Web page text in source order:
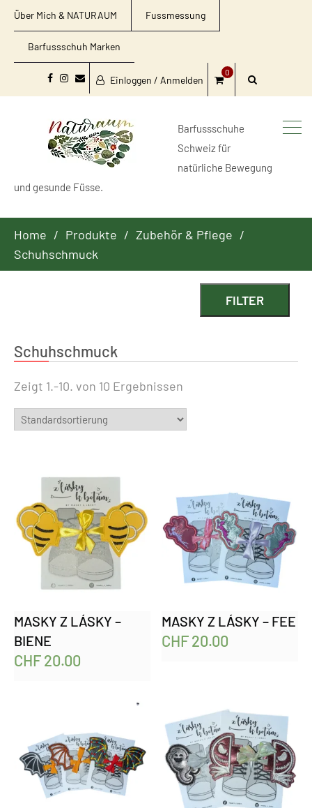
Über Mich & NATURAUM Fussmessung
Barfussschuh Marken
Facebook
Instagram
Email
Einloggen / Anmelden
0
Barfussschuhe
Schweiz für
natürliche Bewegung
und gesunde Füsse.
Home Produkte
Zubehör & Pflege
Schuhschmuck
Schuhschmuck
Zeigt 1.-10. von 10 Ergebnissen
MASKY Z LÁSKY –
BIENE
CHF20.00
MASKY Z LÁSKY – FEE
CHF20.00
FILTER